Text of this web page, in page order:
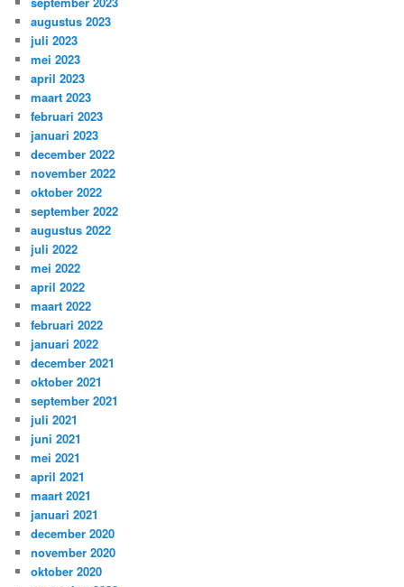
augustus 2023
juli 2023
mei 2023
april 2023
maart 2023
februari 2023
januari 2023
december 2022
november 2022
oktober 2022
september 2022
augustus 2022
juli 2022
mei 2022
april 2022
maart 2022
februari 2022
januari 2022
december 2021
oktober 2021
september 2021
juli 2021
juni 2021
mei 2021
april 2021
maart 2021
januari 2021
december 2020
november 2020
oktober 2020